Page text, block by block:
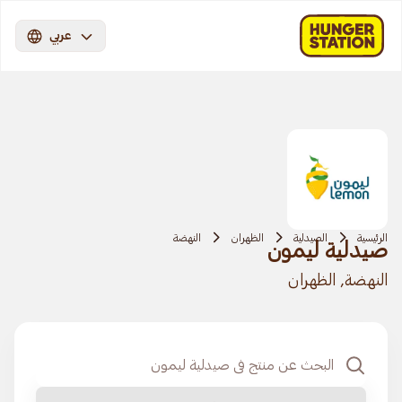
عربي
الرئيسية الصيدلية الظهران النهضة
صيدلية ليمون
النهضة, الظهران